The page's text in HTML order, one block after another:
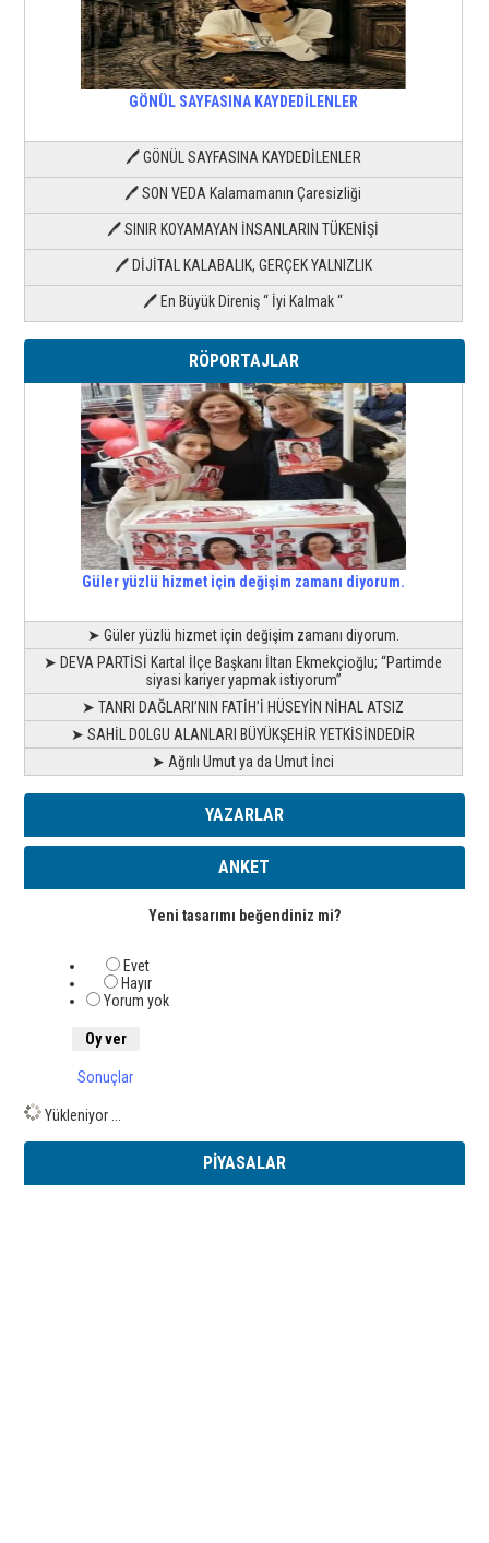
GÖNÜL SAYFASINA KAYDEDİLENLER
🖊 GÖNÜL SAYFASINA KAYDEDİLENLER
🖊 SON VEDA Kalamamanın Çaresizliği
🖊 SINIR KOYAMAYAN İNSANLARIN TÜKENİŞİ
🖊 DİJİTAL KALABALIK, GERÇEK YALNIZLIK
🖊 En Büyük Direniş “ İyi Kalmak “
RÖPORTAJLAR
Güler yüzlü hizmet için değişim zamanı diyorum.
➤ Güler yüzlü hizmet için değişim zamanı diyorum.
➤ DEVA PARTİSİ Kartal İlçe Başkanı İltan Ekmekçioğlu; “Partimde
siyasi kariyer yapmak istiyorum”
➤ TANRI DAĞLARI’NIN FATİH’İ HÜSEYİN NİHAL ATSIZ
➤ SAHİL DOLGU ALANLARI BÜYÜKŞEHİR YETKİSİNDEDİR
➤ Ağrılı Umut ya da Umut İnci
YAZARLAR
ANKET
Yeni tasarımı beğendiniz mi?
Evet
Hayır
Yorum yok
Sonuçlar
Yükleniyor ...
PİYASALAR